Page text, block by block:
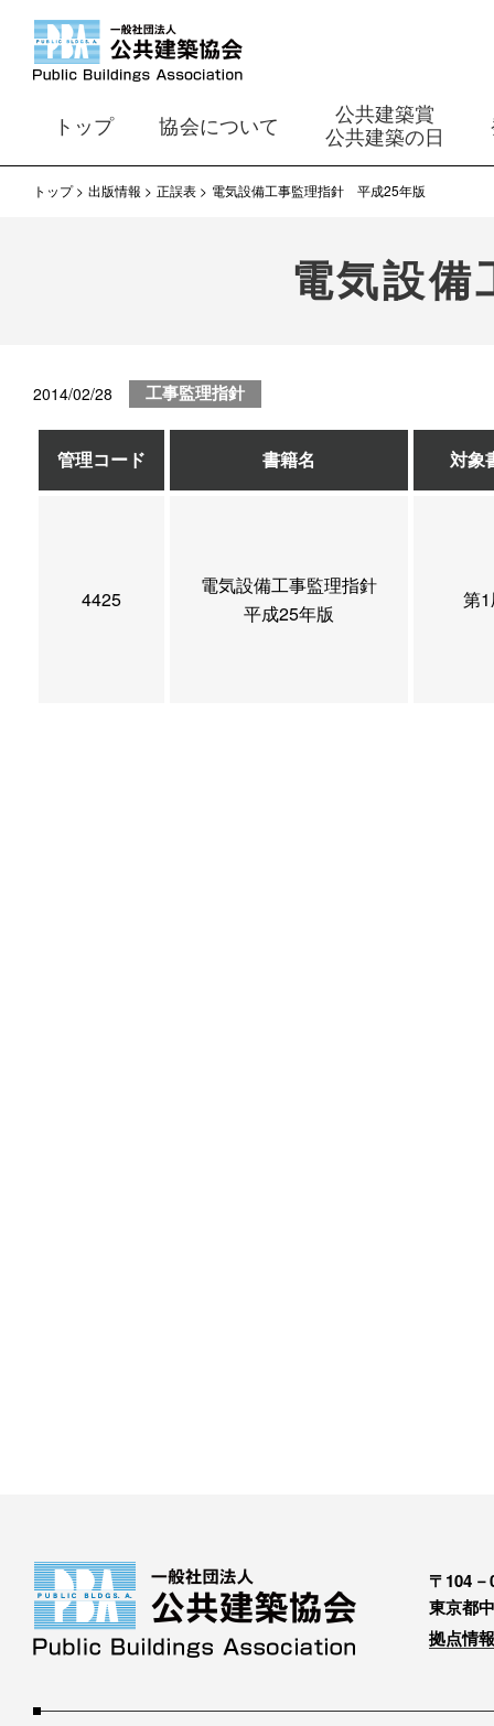
トップ 協会について
公共建築賞
公共建築の日
トップ 出版情報 正誤表 電気設備工事監理指針 平成25年版
電気設
2014/02/28 工事監理指針
管理コード 書籍名 対象
4425
電気設備工事監理指針
平成25年版
第
〒104－
東京都
拠点情